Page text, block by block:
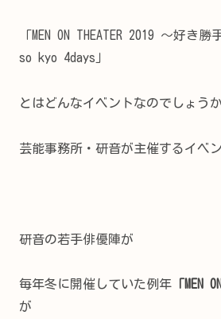
「MEN ON THEATER 2019 ～好き
so kyo 4days」
とはどんなイベントなのでしょう
芸能事務所・研音が主催するイベ
研音の若手俳優陣が
毎年冬に開催していた例年 「MEN
が